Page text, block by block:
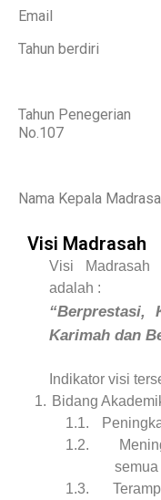
Tahun berdiri :
MI Al-
Tahun
No.107
Nama Kepala
Visi Madrasah
Visi Madrasah
adalah :
“Berprestasi,
Karimah dan
Indikator visi
1. Bidang
1.1.
1.2.
M
1.3.